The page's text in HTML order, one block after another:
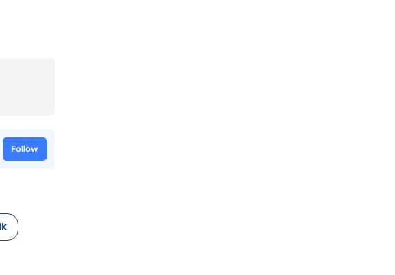
Follow